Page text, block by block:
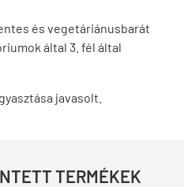
és vegetáriánusbarát
által 3. fél által
javasolt.
TERMÉKEK